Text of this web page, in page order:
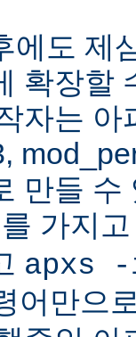
에도 제
확장할
자는 아
만들 수
를 가지
apxs
어만으